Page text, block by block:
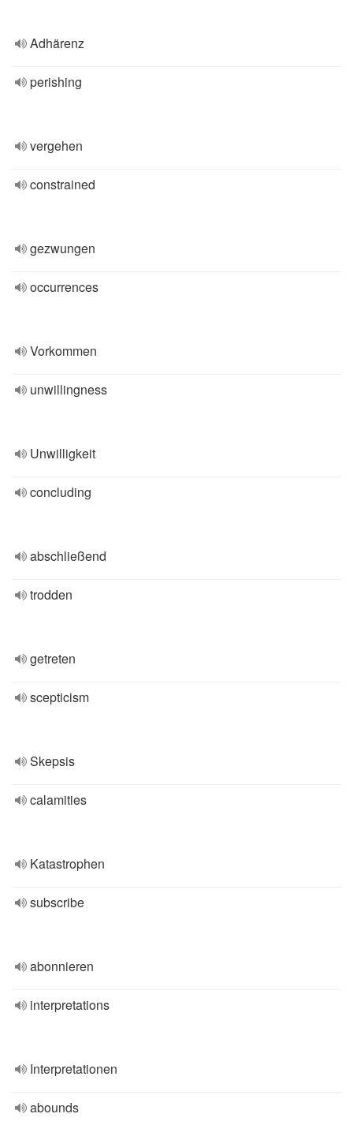
Adhärenz
perishing
vergehen
constrained
gezwungen
occurrences
Vorkommen
unwillingness
Unwilligkeit
concluding
abschließend
trodden
getreten
scepticism
Skepsis
calamities
Katastrophen
subscribe
abonnieren
interpretations
Interpretationen
abounds